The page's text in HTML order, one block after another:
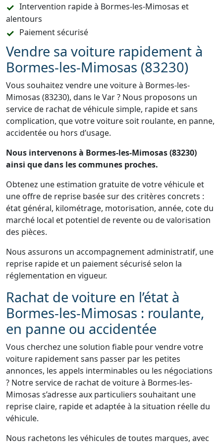
Intervention rapide à Bormes-les-Mimosas et
alentours
Paiement sécurisé
Vendre sa voiture rapidement à
Bormes-les-Mimosas (83230)
Vous souhaitez vendre une voiture à Bormes-les-
Mimosas (83230), dans le Var ? Nous proposons un
service de rachat de véhicule simple, rapide et sans
complication, que votre voiture soit roulante, en panne,
accidentée ou hors d’usage.
Nous intervenons à Bormes-les-Mimosas (83230)
ainsi que dans les communes proches.
Obtenez une estimation gratuite de votre véhicule et
une offre de reprise basée sur des critères concrets :
état général, kilométrage, motorisation, année, cote du
marché local et potentiel de revente ou de valorisation
des pièces.
Nous assurons un accompagnement administratif, une
reprise rapide et un paiement sécurisé selon la
réglementation en vigueur.
Rachat de voiture en l’état à
Bormes-les-Mimosas : roulante,
en panne ou accidentée
Vous cherchez une solution fiable pour vendre votre
voiture rapidement sans passer par les petites
annonces, les appels interminables ou les négociations
? Notre service de rachat de voiture à Bormes-les-
Mimosas s’adresse aux particuliers souhaitant une
reprise claire, rapide et adaptée à la situation réelle du
véhicule.
Nous rachetons les véhicules de toutes marques, avec